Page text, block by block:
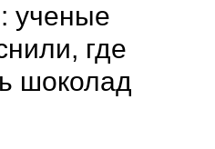
ученые
где
шоколад